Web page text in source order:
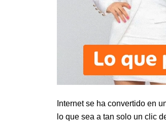
Internet se ha convertido en
lo que sea a tan solo un clic